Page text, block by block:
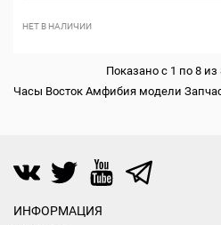
НЕТ В НАЛИЧИИ
Показано с 1 по 8 из
Часы Восток Амфибия модели
ИНФОРМАЦИЯ